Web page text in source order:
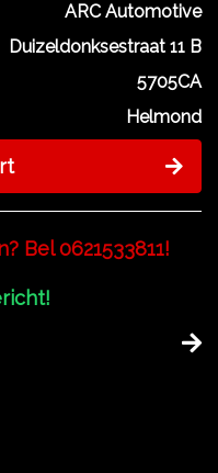
ARC Automotive
Duizeldonksestraat 11 B
5705CA
Helmond
Bel 0621533811!